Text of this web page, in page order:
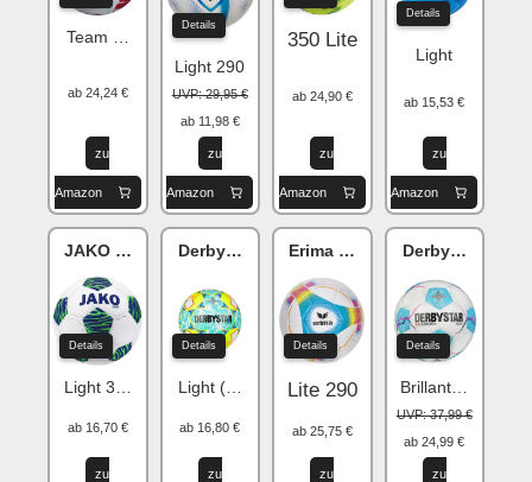
Team 290g
ab 24,24 €
zu
Amazon
Details
Light 290
UVP: 29,95 €
ab 11,98 €
zu
Amazon
350 Lite
ab 24,90 €
zu
Amazon
Details
Light
ab 15,53 €
zu
Amazon
JAKO Animal
Details
Light 350g
ab 16,70 €
zu
Derbystar Stratos v24
Details
Light (350g)
ab 16,80 €
zu
Erima HYBRID
Details
Lite 290
ab 25,75 €
zu
Derbystar
Details
Brillant Replica
UVP: 37,99 €
ab 24,99 €
zu